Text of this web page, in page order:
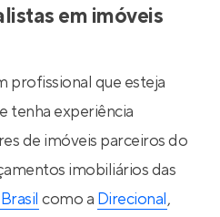
em imóveis
profissional que esteja
tenha experiência
de imóveis parceiros do
imobiliários das
como a Direcional,